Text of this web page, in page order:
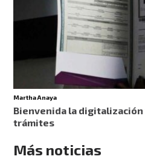
Martha Anaya
Bienvenida la
trámites
Más noticias